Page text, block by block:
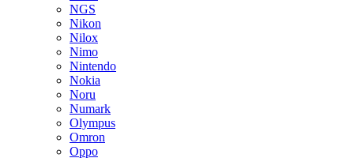
NGS
Nikon
Nilox
Nimo
Nintendo
Nokia
Noru
Numark
Olympus
Omron
Oppo